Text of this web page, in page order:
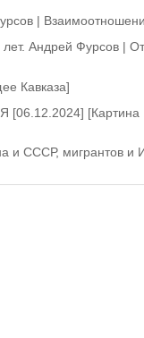
|
Андрей Фурсов |
Кавказа]
[06.12.2024]
и СССР, мигрантов и